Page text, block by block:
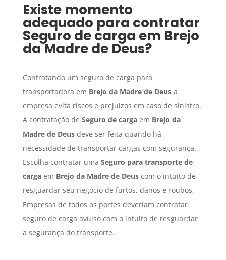
Existe momento
adequado para contratar
Seguro de carga em Brejo
da Madre de Deus?
Contratando um seguro de carga para
transportadora em Brejo da Madre de Deusa
empresa evita riscos e prejuízos em caso de sinistro.
A contratação de Seguro de cargaem Brejo da
Madre de Deusdeve ser feita quando há
necessidade de transportar cargas com segurança.
Escolha contratar uma Seguro para transporte de
cargaem Brejo da Madre de Deuscom o intuito de
resguardar seu negócio de furtos, danos e roubos.
Empresas de todos os portes deveriam contratar
seguro de carga avulso com o intuito de resguardar
a segurança do transporte.